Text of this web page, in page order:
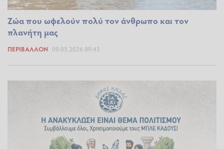
Ζώα που ωφελούν πολύ τον άνθρωπο και τον
πλανήτη μας
ΠΕΡΙΒΆΛΛΟΝ 09.05.2026 09:43